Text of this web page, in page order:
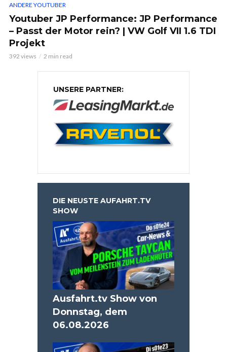
ANDERE YOUTUBER
Youtuber JP Performance: JP Performance
– Passt der Motor rein? | VW Golf VII 1.6 TDI
Projekt
392 views 2 min read
UNSERE PARTNER:
DIE NEUSTE AUFAHRT.TV
SHOW
Ausfahrt.tv Show von
Donnstag, dem
06.08.2026